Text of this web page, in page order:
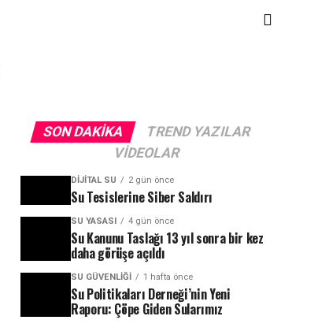
SON DAKIKA
TREND YAZILAR
VIDEOLAR
DIJITAL SU 2 gün önce
Su Tesislerine Siber Saldırı
SU YASASI 4 gün önce
Su Kanunu Taslağı 13 yıl sonra bir kez
daha görüşe açıldı
SU GÜVENLIĞI 1 hafta önce
Su Politikaları Derneği’nin Yeni
Raporu: Çöpe Giden Sularımız